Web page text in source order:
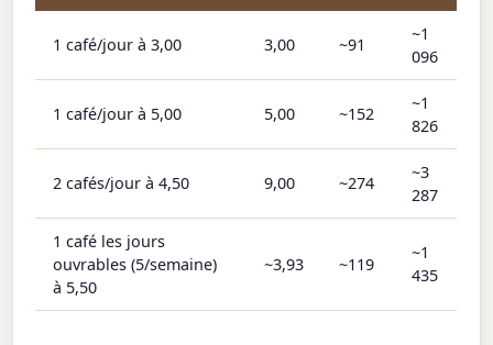
1 café/jour à 3,00 3,00 ~91
~1
096
1 café/jour à 5,00 5,00 ~152
~1
826
2 cafés/jour à 4,50 9,00 ~274
~3
287
1 café les jours
ouvrables (5/semaine)
à 5,50
~3,93 ~119
~1
435